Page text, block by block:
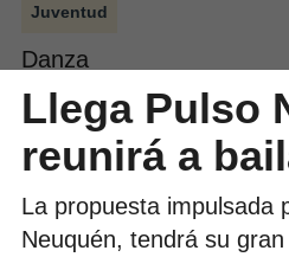
Juventud
Danza
Llega Pulso
reunirá a
La propuesta impulsada
Neuquén, tendrá su